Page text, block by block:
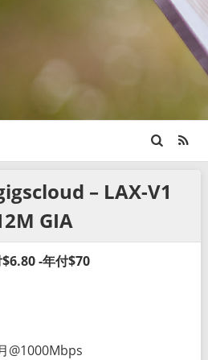
– LAX-V1
GIA
-年付$70
@1000Mbps